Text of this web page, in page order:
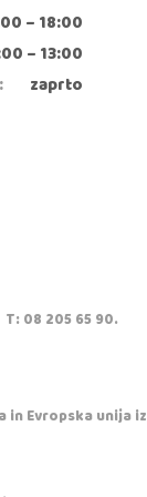
– 18:00
– 13:00
zaprto
T: 08 205 65 90.
in Evropska unija iz